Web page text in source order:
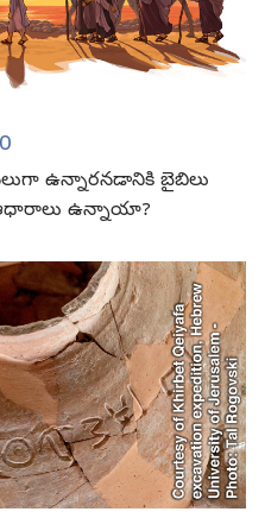
ఉన్నారనడానికి బైబిలు
ఆధారాలు ఉన్నాయా?